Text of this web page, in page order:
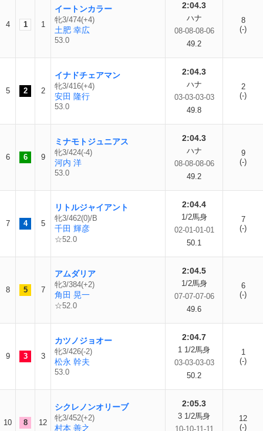
4 1 1
イートンカラー
牝3/474(+4)
土肥 幸広
53.0
2:04.3
ハナ
08-08-08-06
49.2
8
(-)
5 2 2
イナドチェアマン
牝3/416(+4)
安田 隆行
53.0
2:04.3
ハナ
03-03-03-03
49.8
2
(-)
6 6 9
ミナモトジュニアス
牝3/424(-4)
河内 洋
53.0
2:04.3
ハナ
08-08-08-06
49.2
9
(-)
7 4 5
リトルジャイアント
牝3/462(0)/B
千田 輝彦
☆52.0
2:04.4
1/2馬身
02-01-01-01
50.1
7
(-)
8 5 7
アムダリア
牝3/384(+2)
角田 晃一
☆52.0
2:04.5
1/2馬身
07-07-07-06
49.6
6
(-)
9 3 3
カツノジョオー
牝3/426(-2)
松永 幹夫
53.0
2:04.7
1 1/2馬身
03-03-03-03
50.2
1
(-)
10 8 12
シクレノンオリーブ
牝3/452(+2)
村本 善之
2:05.3
3 1/2馬身
10-10-11-11
12
(-)